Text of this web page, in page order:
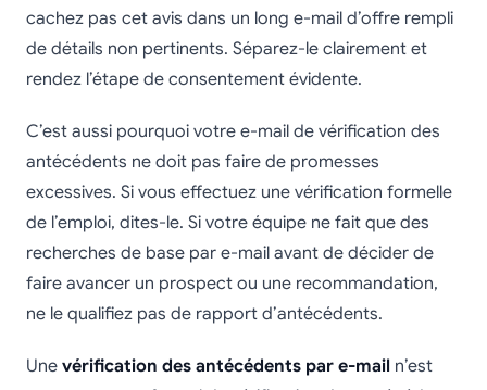
cachez pas cet avis dans un long e-mail d’offre rempli
de détails non pertinents. Séparez-le clairement et
rendez l’étape de consentement évidente.
C’est aussi pourquoi votre e-mail de vérification des
antécédents ne doit pas faire de promesses
excessives. Si vous effectuez une vérification formelle
de l’emploi, dites-le. Si votre équipe ne fait que des
recherches de base par e-mail avant de décider de
faire avancer un prospect ou une recommandation,
ne le qualifiez pas de rapport d’antécédents.
Une vérification des antécédents par e-mail n’est